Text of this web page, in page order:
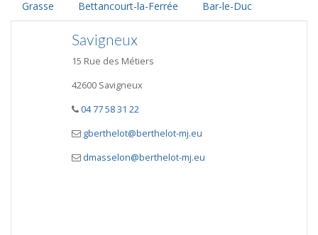
Grasse Bettancourt-la-Ferrée Bar-le-Duc
Savigneux
15 Rue des Métiers
42600 Savigneux
04 77 58 31 22
gberthelot@berthelot-mj.eu
dmasselon@berthelot-mj.eu